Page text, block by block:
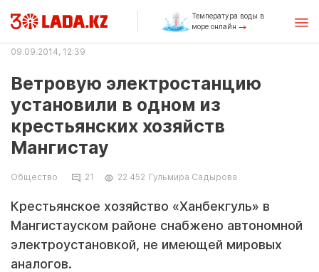
Температура воды в
море онлайн
09.09.2014, 12:39
Ветровую электростанцию
установили в одном из
крестьянских хозяйств
Мангистау
Общество 21 22 452 Гульмира Садырова
Крестьянское хозяйство «Ханбекгуль» в
Мангистауском районе снабжено автономной
электроустановкой, не имеющей мировых
аналогов.